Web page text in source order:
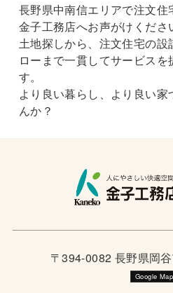
長野県中南信エリアで注文住
金子工務店へお声がけくださ
土地探しから、注文住宅の設
ローまで一貫してサービスを
す。
より良い暮らし、より良い
んか？
〒394-0082 長野県岡
Google Map